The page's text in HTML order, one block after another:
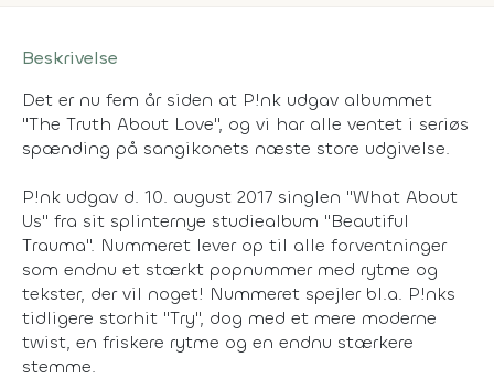
Beskrivelse
Det er nu fem år siden at P!nk udgav albummet
"The Truth About Love", og vi har alle ventet i seriøs
spænding på sangikonets næste store udgivelse.
P!nk udgav d. 10. august 2017 singlen "What About
Us" fra sit splinternye studiealbum "Beautiful
Trauma". Nummeret lever op til alle forventninger
som endnu et stærkt popnummer med rytme og
tekster, der vil noget! Nummeret spejler bl.a. P!nks
tidligere storhit "Try", dog med et mere moderne
twist, en friskere rytme og en endnu stærkere
stemme.